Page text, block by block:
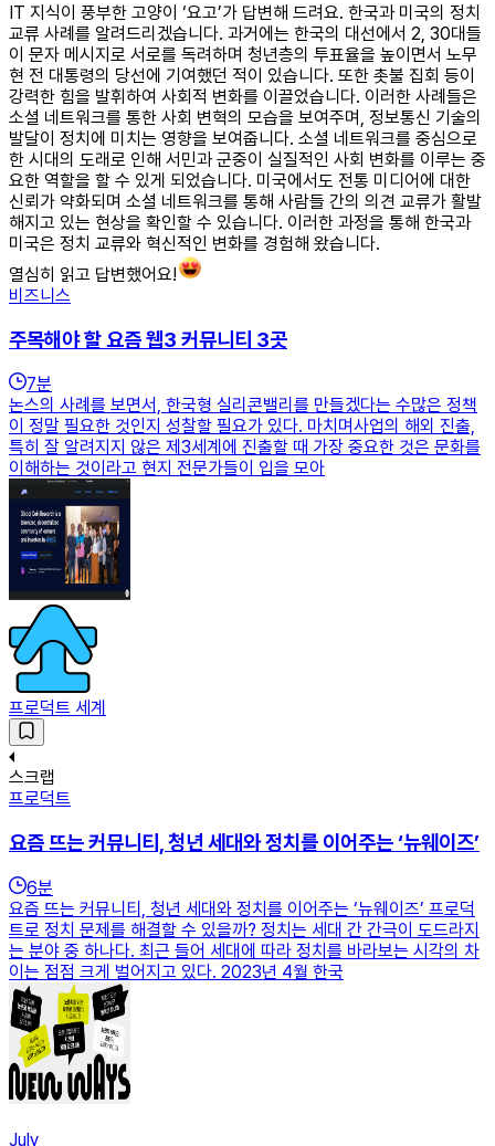
IT 지식이 풍부한 고양이 ‘요고’가 답변해 드려요. 한국과 미국의 정치
교류 사례를 알려드리겠습니다. 과거에는 한국의 대선에서 2, 30대들
이 문자 메시지로 서로를 독려하며 청년층의 투표율을 높이면서 노무
현 전 대통령의 당선에 기여했던 적이 있습니다. 또한 촛불 집회 등이
강력한 힘을 발휘하여 사회적 변화를 이끌었습니다. 이러한 사례들은
소셜 네트워크를 통한 사회 변혁의 모습을 보여주며, 정보통신 기술의
발달이 정치에 미치는 영향을 보여줍니다. 소셜 네트워크를 중심으로
한 시대의 도래로 인해 서민과 군중이 실질적인 사회 변화를 이루는 중
요한 역할을 할 수 있게 되었습니다. 미국에서도 전통 미디어에 대한
신뢰가 약화되며 소셜 네트워크를 통해 사람들 간의 의견 교류가 활발
해지고 있는 현상을 확인할 수 있습니다. 이러한 과정을 통해 한국과
미국은 정치 교류와 혁신적인 변화를 경험해 왔습니다.
열심히 읽고 답변했어요!
비즈니스
주목해야 할 요즘 웹3 커뮤니티 3곳
7분
논스의 사례를 보면서, 한국형 실리콘밸리를 만들겠다는 수많은 정책
이 정말 필요한 것인지 성찰할 필요가 있다. 마치며사업의 해외 진출,
특히 잘 알려지지 않은 제3세계에 진출할 때 가장 중요한 것은 문화를
이해하는 것이라고 현지 전문가들이 입을 모아
프로덕트 세계
스크랩
프로덕트
요즘 뜨는 커뮤니티, 청년 세대와 정치를 이어주는 ‘뉴웨이즈’
6분
요즘 뜨는 커뮤니티, 청년 세대와 정치를 이어주는 ‘뉴웨이즈’ 프로덕
트로 정치 문제를 해결할 수 있을까? 정치는 세대 간 간극이 도드라지
는 분야 중 하나다. 최근 들어 세대에 따라 정치를 바라보는 시각의 차
이는 점점 크게 벌어지고 있다. 2023년 4월 한국
July